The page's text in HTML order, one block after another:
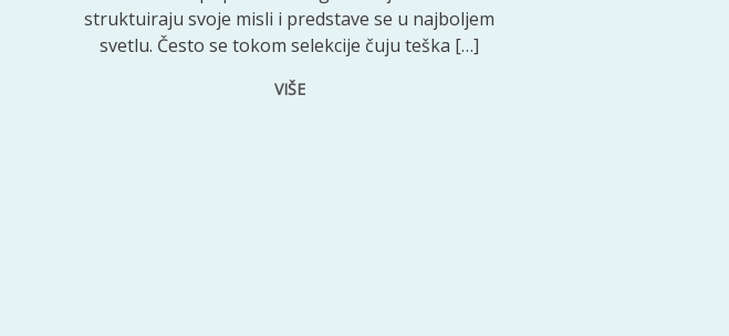
struktuiraju svoje misli i predstave se u najboljem
svetlu. Često se tokom selekcije čuju teška […]
VIŠE